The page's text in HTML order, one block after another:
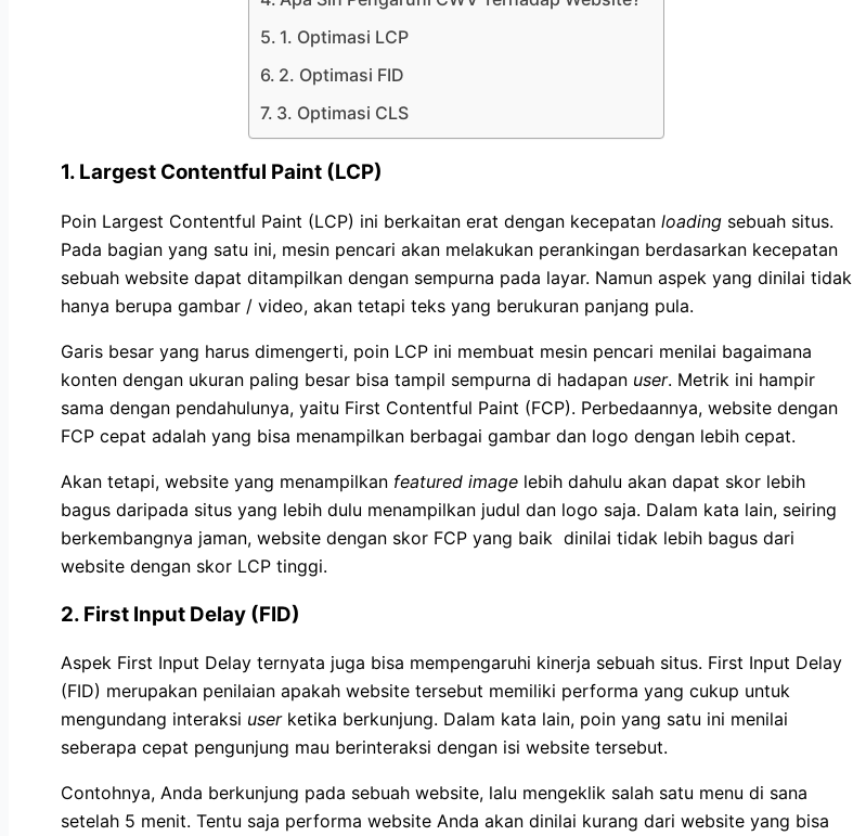
1. Optimasi LCP
2. Optimasi FID
3. Optimasi CLS
1. Largest Contentful Paint (LCP)
Poin Largest Contentful Paint (LCP) ini berkaitan erat dengan kecepatan loading sebuah situs.
Pada bagian yang satu ini, mesin pencari akan melakukan perankingan berdasarkan kecepatan
sebuah website dapat ditampilkan dengan sempurna pada layar. Namun aspek yang dinilai tidak
hanya berupa gambar / video, akan tetapi teks yang berukuran panjang pula.
Garis besar yang harus dimengerti, poin LCP ini membuat mesin pencari menilai bagaimana
konten dengan ukuran paling besar bisa tampil sempurna di hadapan user. Metrik ini hampir
sama dengan pendahulunya, yaitu First Contentful Paint (FCP). Perbedaannya, website dengan
FCP cepat adalah yang bisa menampilkan berbagai gambar dan logo dengan lebih cepat.
Akan tetapi, website yang menampilkan featured image lebih dahulu akan dapat skor lebih
bagus daripada situs yang lebih dulu menampilkan judul dan logo saja. Dalam kata lain, seiring
berkembangnya jaman, website dengan skor FCP yang baik dinilai tidak lebih bagus dari
website dengan skor LCP tinggi.
2. First Input Delay (FID)
Aspek First Input Delay ternyata juga bisa mempengaruhi kinerja sebuah situs. First Input Delay
(FID) merupakan penilaian apakah website tersebut memiliki performa yang cukup untuk
mengundang interaksi user ketika berkunjung. Dalam kata lain, poin yang satu ini menilai
seberapa cepat pengunjung mau berinteraksi dengan isi website tersebut.
Contohnya, Anda berkunjung pada sebuah website, lalu mengeklik salah satu menu di sana
setelah 5 menit. Tentu saja performa website Anda akan dinilai kurang dari website yang bisa